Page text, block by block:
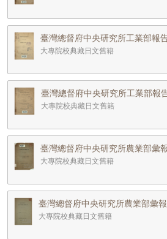
臺灣總督府中央研究所工業部報
大專院校典藏日文舊籍
臺灣總督府中央研究所工業部報
大專院校典藏日文舊籍
臺灣總督府中央研究所農業部彙
大專院校典藏日文舊籍
臺灣總督府中央研究所農業部彙
大專院校典藏日文舊籍